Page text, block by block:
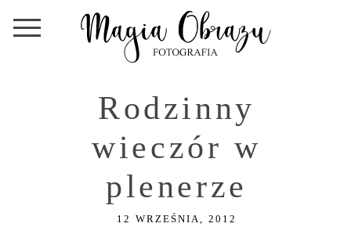
Rodzinny
wieczór w
plenerze
12 WRZEŚNIA, 2012